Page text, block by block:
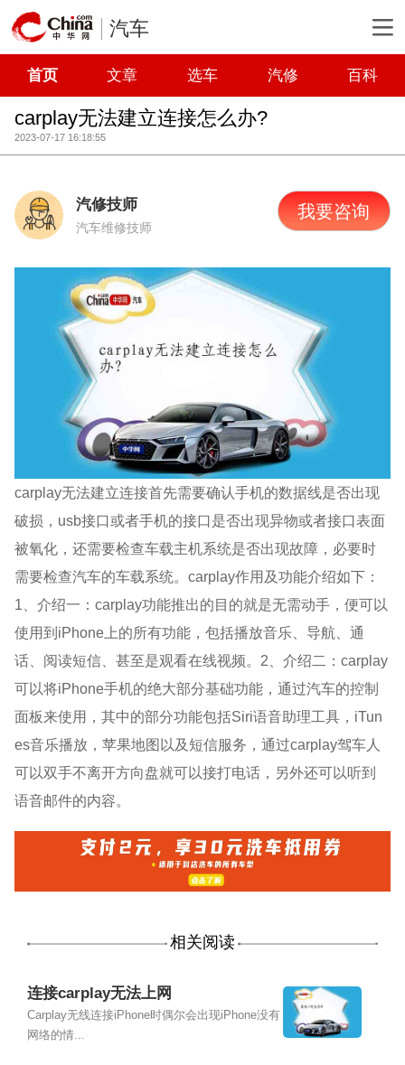
汽车
首页 文章 选车 汽修 百科
carplay无法建立连接怎么办?
2023-07-17 16:18:55
汽修技师
汽车维修技师
我要咨询
carplay无法建立连接首先需要确认手机的数据线是否出现
破损，usb接口或者手机的接口是否出现异物或者接口表面
被氧化，还需要检查车载主机系统是否出现故障，必要时
需要检查汽车的车载系统。carplay作用及功能介绍如下：
1、介绍一：carplay功能推出的目的就是无需动手，便可以
使用到iPhone上的所有功能，包括播放音乐、导航、通
话、阅读短信、甚至是观看在线视频。2、介绍二：carplay
可以将iPhone手机的绝大部分基础功能，通过汽车的控制
面板来使用，其中的部分功能包括Siri语音助理工具，iTun
es音乐播放，苹果地图以及短信服务，通过carplay驾车人
可以双手不离开方向盘就可以接打电话，另外还可以听到
语音邮件的内容。
相关阅读
连接carplay无法上网
Carplay无线连接iPhone时偶尔会出现iPhone没有
网络的情...